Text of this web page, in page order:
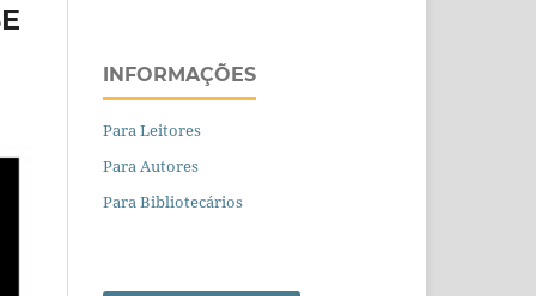
INFORMAÇÕES
Para Leitores
Para Autores
Para Bibliotecários